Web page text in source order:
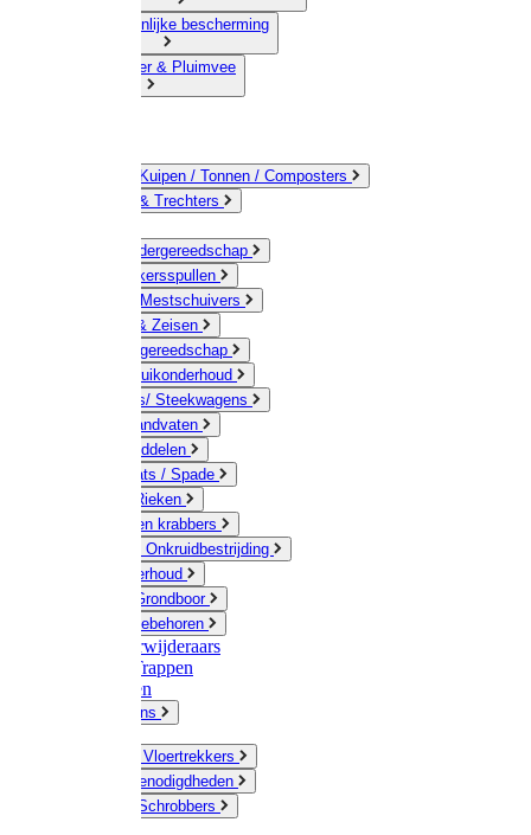
11) Persoonlijke bescherming
12) Kleindier & Pluimvee
Emmers / Kuipen / Tonnen / Composters
Jerrycans & Trechters
Hand-/ Kindergereedschap
Stratenmakersspullen
Sneeuw- / Mestschuivers
Baggeren & Zeisen
Elektrisch gereedschap
Boom / Struikonderhoud
Kruiwagens/ Steekwagens
Stelen / Handvaten
Tuinhulpmiddelen
Schop / Bats / Spade
Vorken & Rieken
Cultivator en krabbers
Schoffels / Onkruidbestrijding
Gazononderhoud
Hamers / Grondboor
Sledes / toebehoren
Onkruidverwijderaars
Ladders / Trappen
Werkbanken
Betonmolens
Bezems & Vloertrekkers
Schildersbenodigdheden
Borstels / Schrobbers